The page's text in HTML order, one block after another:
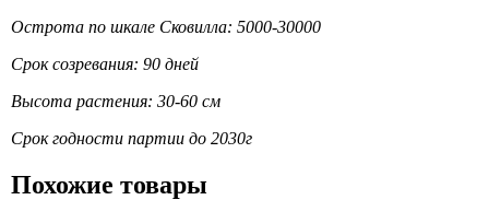
Острота по шкале Сковилла: 5000-30000
Срок созревания: 90 дней
Высота растения: 30-60 см
Срок годности партии до 2030г
Похожие товары